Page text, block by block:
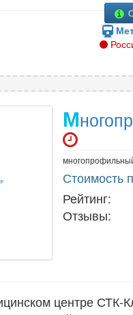
М
Стоимость
Рейтинг:
Отзывы:
центре СТК-